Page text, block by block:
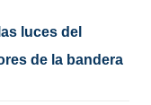
luces del
de la bandera